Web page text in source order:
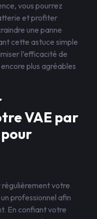
vous pourrez
et profiter
une panne
cette astuce simple
l’efficacité de
plus agréables
VAE par
votre
professionnel afin
En confiant votre